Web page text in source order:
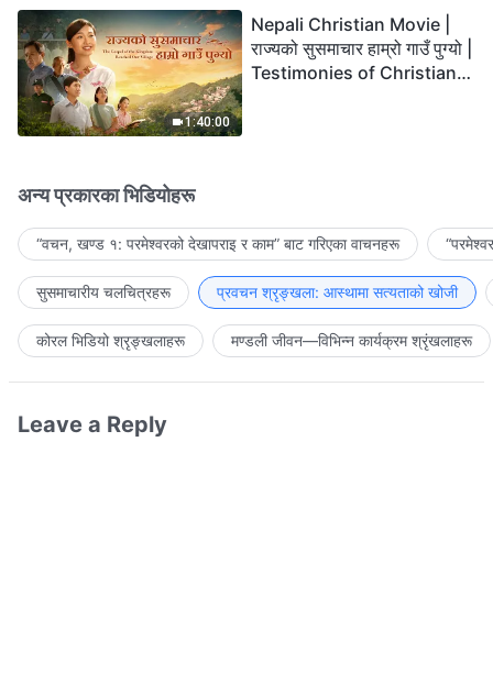
1:40:00
Nepali Christian Movie |
राज्यको सुसमाचार हाम्रो गाउँ पुग्यो |
Testimonies of Christians
अन्य प्रकारका भिडियोहरू
“वचन, खण्ड १: परमेश्‍वरको देखापराइ र काम” बाट गरिएका वाचनहरू
सुसमाचारीय चलचित्रहरू प्रवचन श्रृङ्खला: आस्थामा सत्यताको खोजी
कोरल भिडियो श्रृङ्खलाहरू मण्डली जीवन—विभिन्‍न कार्यक्रम श्रृंखलाहरू
Leave a Reply